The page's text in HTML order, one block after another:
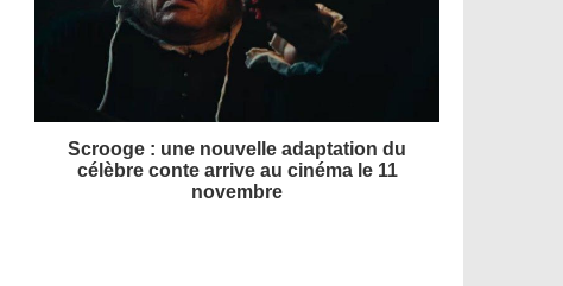
Scrooge : une nouvelle adaptation du
célèbre conte arrive au cinéma le 11
novembre